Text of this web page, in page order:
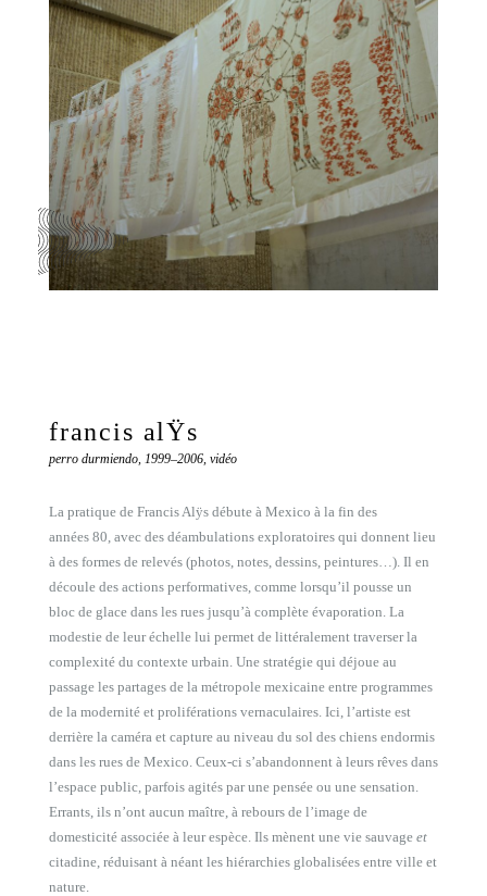
francis alŸs
perro durmiendo, 1999–2006, vidéo
La pratique de Francis Alÿs débute à Mexico à la fin des
années 80, avec des déambulations exploratoires qui donnent lieu
à des formes de relevés (photos, notes, dessins, peintures…). Il en
découle des actions performatives, comme lorsqu’il pousse un
bloc de glace dans les rues jusqu’à complète évaporation. La
modestie de leur échelle lui permet de littéralement traverser la
complexité du contexte urbain. Une stratégie qui déjoue au
passage les partages de la métropole mexicaine entre programmes
de la modernité et proliférations vernaculaires. Ici, l’artiste est
derrière la caméra et capture au niveau du sol des chiens endormis
dans les rues de Mexico. Ceux-ci s’abandonnent à leurs rêves dans
l’espace public, parfois agités par une pensée ou une sensation.
Errants, ils n’ont aucun maître, à rebours de l’image de
domesticité associée à leur espèce. Ils mènent une vie sauvage et
citadine, réduisant à néant les hiérarchies globalisées entre ville et
nature.